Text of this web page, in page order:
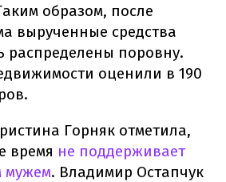
образом, после
вырученные средства
поровну.
оценили в 190
Горняк отметила,
время не поддерживает
мужем. Владимир Остапчук